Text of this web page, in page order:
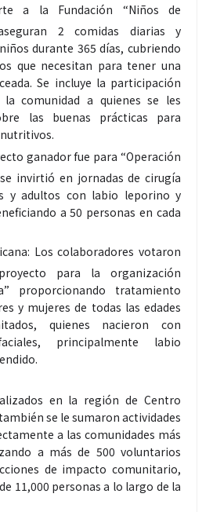
a la Fundación “Niños de
2 comidas diarias y
durante 365 días, cubriendo
que necesitan para tener una
Se incluye la participación
comunidad a quienes se les
las buenas prácticas para
ganador fue para “Operación
invirtió en jornadas de cirugía
y adultos con labio leporino y
a 50 personas en cada
Los colaboradores votaron
para la organización
proporcionando tratamiento
y mujeres de todas las edades
quienes nacieron con
principalmente labio
en la región de Centro
se le sumaron actividades
a las comunidades más
a más de 500 voluntarios
de impacto comunitario,
11,000 personas a lo largo de la